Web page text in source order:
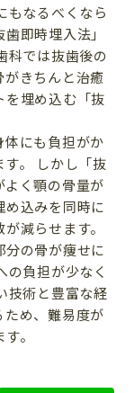
もなるべくなら
即時埋入法」
科では抜歯後の
きちんと治癒
を埋め込む「抜
にも負担がか
。 しかし「抜
く顎の骨量が
込みを同時に
減らせます。
の骨が痩せに
の負担が少なく
技術と豊富な経
め、難易度が
。